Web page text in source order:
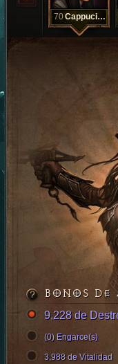
70 Cappucinoo
BONOS DE
9,228 de
(0) Engarce(s)
3,988 de Vitalidad